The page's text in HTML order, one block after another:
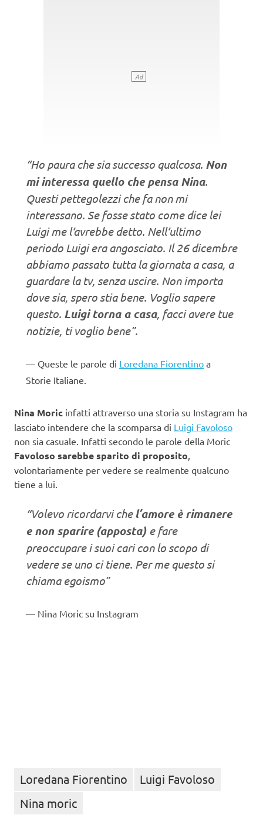
“Ho paura che sia successo qualcosa. Non
mi interessa quello che pensa Nina.
Questi pettegolezzi che fa non mi
interessano. Se fosse stato come dice lei
Luigi me l’avrebbe detto. Nell’ultimo
periodo Luigi era angosciato. Il 26 dicembre
abbiamo passato tutta la giornata a casa, a
guardare la tv, senza uscire. Non importa
dove sia, spero stia bene. Voglio sapere
questo. Luigi torna a casa, facci avere tue
notizie, ti voglio bene”.
Queste le parole di Loredana Fiorentino a
Storie Italiane.
Nina Moric infatti attraverso una storia su Instagram ha
lasciato intendere che la scomparsa di Luigi Favoloso
non sia casuale. Infatti secondo le parole della Moric
Favoloso sarebbe sparito di proposito
volontariamente per vedere se realmente qualcuno
tiene a lui.
“Volevo ricordarvi che l’amore è rimanere
e non sparire (apposta) e fare
preoccupare i suoi cari con lo scopo di
vedere se uno ci tiene. Per me questo si
chiama egoismo”
Nina Moric su Instagram
Loredana Fiorentino
Luigi Favoloso
Nina moric